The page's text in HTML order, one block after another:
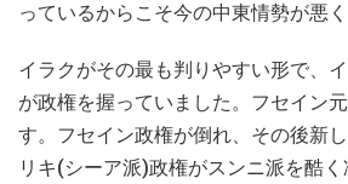
っているからこそ今の中東情勢が悪く
イラクがその最も判りやすい形で、
が政権を握っていました。フセイン
す。フセイン政権が倒れ、その後新
リキ(シーア派)政権がスンニ派を酷